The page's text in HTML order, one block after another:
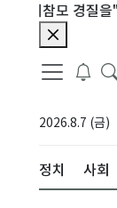
경질을" 전남
2026.8.7 (금)
정치 사회